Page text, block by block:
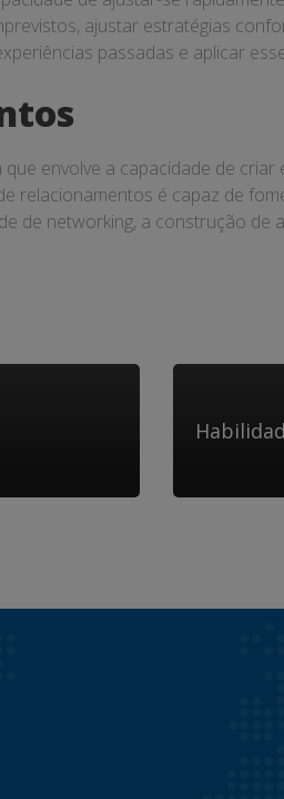
ajustar estratégias
passadas e aplicar
envolve a capacidade de
relacionamentos é capaz de
de networking, a construção